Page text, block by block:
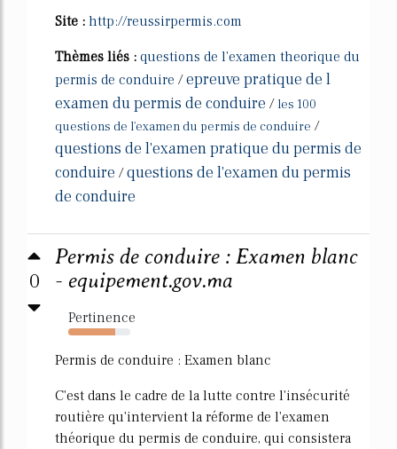
Site : http://reussirpermis.com
Thèmes liés : questions de l'examen theorique du
permis de conduire /epreuve pratique de l
examen du permis de conduire / les 100
questions de l'examen du permis de conduire /
questions de l'examen pratique du permis de
conduire /questions de l'examen du permis
de conduire
0
Permis de conduire : Examen blanc
- equipement.gov.ma
Pertinence
76%
Permis de conduire : Examen blanc
C'est dans le cadre de la lutte contre l'insécurité
routière qu'intervient la réforme de l'examen
théorique du permis de conduire, qui consistera